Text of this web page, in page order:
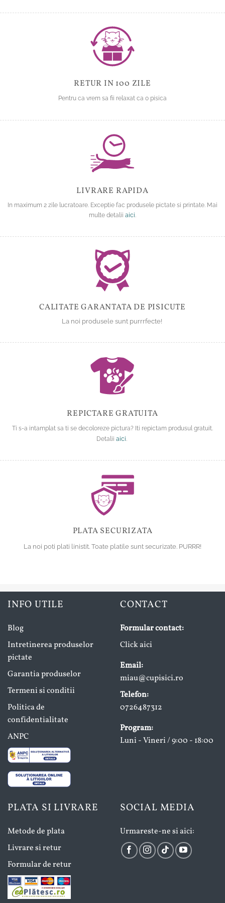
RETUR IN 100 ZILE
Pentru ca vrem sa fii relaxat ca o pisica
LIVRARE RAPIDA
In maximum 2 zile lucratoare. Exceptie fac produsele pictate si printate. Mai
multe detalii aici.
CALITATE GARANTATA DE PISICUTE
La noi produsele sunt purrrfecte!
REPICTARE GRATUITA
Ti s-a intamplat sa ti se decoloreze pictura? Iti repictam produsul gratuit.
Detalii aici
PLATA SECURIZATA
La noi poti plati linistit. Toate platile sunt securizate. PURRR!
INFO UTILE
Blog
Intretinerea produselor
pictate
Garantia produselor
Termeni si conditii
Politica de
confidentialitate
ANPC
CONTACT
Formular contact:
Click aici
Email:
miau@cupisici.ro
Telefon:
0726487312
Program:
Luni - Vineri / 9:00 - 18:00
PLATA SI LIVRARE
Metode de plata
Livrare si retur
Formular de retur
SOCIAL MEDIA
Urmareste-ne si aici: